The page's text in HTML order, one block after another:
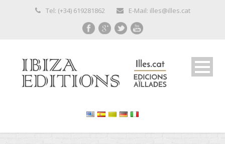
Tel: (+34) 619281862 E-Mail: illes@illes.cat